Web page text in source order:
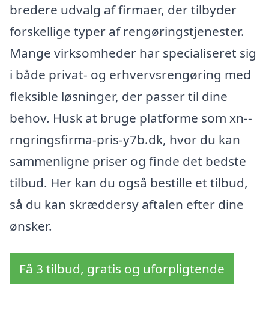
bredere udvalg af firmaer, der tilbyder
forskellige typer af rengøringstjenester.
Mange virksomheder har specialiseret sig
i både privat- og erhvervsrengøring med
fleksible løsninger, der passer til dine
behov. Husk at bruge platforme som xn--
rngringsfirma-pris-y7b.dk, hvor du kan
sammenligne priser og finde det bedste
tilbud. Her kan du også bestille et tilbud,
så du kan skræddersy aftalen efter dine
ønsker.
Få 3 tilbud, gratis og uforpligtende